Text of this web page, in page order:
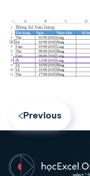
Previous